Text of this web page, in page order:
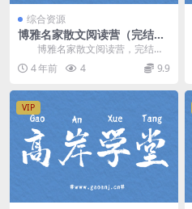
综合资源
博雅名家散文阅读营（完结）
网盘分享
博雅名家散文阅读营，完结版
网盘分享阅读课程11.4G超清视
频。 资源目录 ...
4 年前 4 9.9
VIP